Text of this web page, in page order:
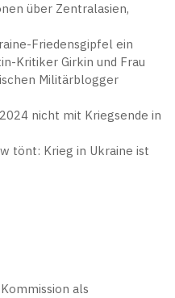
über Zentralasien,
Friedensgipfel ein
Kritiker Girkin und Frau
Militärblogger
nicht mit Kriegsende in
tönt: Krieg in Ukraine ist
als